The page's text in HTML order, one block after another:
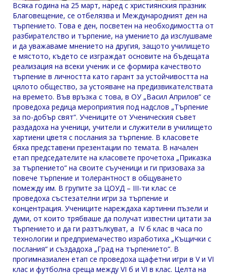
Всяка година на 25 март, наред с християнския празник
Благовещение, се отбелязва и Международният ден на
търпението. Това е ден, посветен на необходимостта от
разбирателство и търпение, на умението да изслушваме
и да уважаваме мнението на другия, защото училището
е мястото, където се изграждат основите на бъдещата
реализация на всеки ученик и се формира качеството
търпение в личността като гарант за устойчивостта на
цялото общество, за устояване на предизвикателствата
на времето. Във връзка с това, в ОУ „Васил Априлов“ се
проведоха редица мероприятия под надслов „Търпение
за по-добър свят“. Учениците от Ученическия съвет
раздадоха на ученици, учители и служители в училището
хартиени цветя с послания за търпение. В класовете
бяха представени презентации по темата. В начален
етап председателите на класовете прочетоха „Приказка
за търпението“ на своите съученици и ги призоваха за
повече търпение и толерантност в общуването
помежду им. В групите за ЦОУД – III-ти клас се
проведоха състезателни игри за търпение и
концентрация. Учениците нареждаха картинни пъзели и
думи, от които трябваше да получат известни цитати за
търпението и да ги разтълкуват, а IV б клас в часа по
технологии и предприемачество изработиха „Къщички с
послания“ и създадоха „Град на търпението“. В
прогимназиален етап се проведоха щафетни игри в V и VI
клас и футболна среща между VI б и VI в клас. Целта на